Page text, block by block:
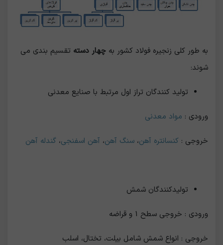
به طور کلی زنجیره فولاد کشور به چهار دسته تقسیم بندی می
شوند:
تولید کنندگان تراز اول مرتبط با صنایع معدنی
ورودی : مواد معدنی
خروجی : کنسانتره آهن، سنگ آهن، آهن اسفنجی، گندله آهن
تولیدکنندگان شمش
ورودی : خروجی سطح 1 و قراضه
خروجی : انواع شمش شامل بیلت، تختال، اسلب